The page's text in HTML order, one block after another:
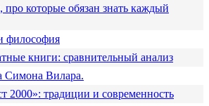
которые обязан знать каждый
философия
книги: сравнительный анализ
Симона Вилара.
2000»: традиции и современность